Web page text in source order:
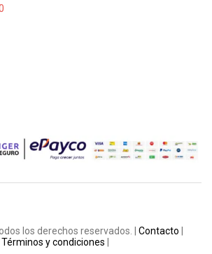
los derechos reservados. | Contacto
Términos y condiciones